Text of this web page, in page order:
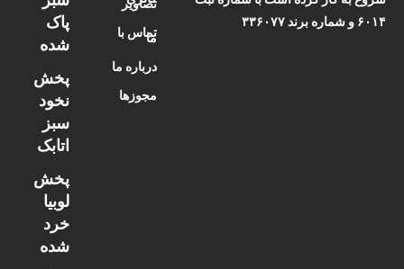
۶۰۱۴ و شماره برند ۳۳۶۰۷۷
تصاویر
تماس با
ما
درباره ما
مجوزها
پاک
شده
پخش
نخود
سبز
اتابک
پخش
لوبیا
خرد
شده